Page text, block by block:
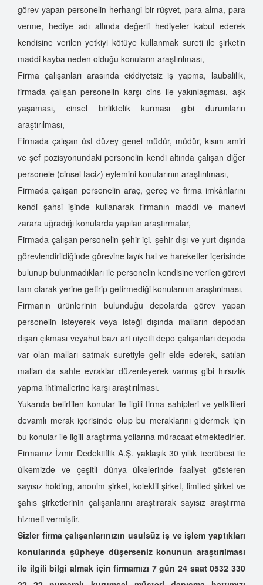
görev yapan personelin herhangi bir rüşvet, para alma, para
verme, hediye adı altında değerli hediyeler kabul ederek
kendisine verilen yetkiyi kötüye kullanmak sureti ile şirketin
maddi kayba neden olduğu konuların araştırılması,
Firma çalışanları arasında ciddiyetsiz iş yapma, laubalilik,
firmada çalışan personelin karşı cins ile yakınlaşması, aşk
yaşaması, cinsel birliktelik kurması gibi durumların
araştırılması,
Firmada çalışan üst düzey genel müdür, müdür, kısım amiri
ve şef pozisyonundaki personelin kendi altında çalışan diğer
personele (cinsel taciz) eylemini konularının araştırılması,
Firmada çalışan personelin araç, gereç ve firma imkânlarını
kendi şahsi işinde kullanarak firmanın maddi ve manevi
zarara uğradığı konularda yapılan araştırmalar,
Firmada çalışan personelin şehir içi, şehir dışı ve yurt dışında
görevlendirildiğinde görevine layık hal ve hareketler içerisinde
bulunup bulunmadıkları ile personelin kendisine verilen görevi
tam olarak yerine getirip getirmediği konularının araştırılması,
Firmanın ürünlerinin bulunduğu depolarda görev yapan
personelin isteyerek veya isteği dışında malların depodan
dışarı çıkması veyahut bazı art niyetli depo çalışanları depoda
var olan malları satmak suretiyle gelir elde ederek, satılan
malları da sahte evraklar düzenleyerek varmış gibi hırsızlık
yapma ihtimallerine karşı araştırılması.
Yukarıda belirtilen konular ile ilgili firma sahipleri ve yetkilileri
devamlı merak içerisinde olup bu meraklarını gidermek için
bu konular ile ilgili araştırma yollarına müracaat etmektedirler.
Firmamız İzmir Dedektiflik A.Ş. yaklaşık 30 yıllık tecrübesi ile
ülkemizde ve çeşitli dünya ülkelerinde faaliyet gösteren
sayısız holding, anonim şirket, kolektif şirket, limited şirket ve
şahıs şirketlerinin çalışanlarını araştırarak sayısız araştırma
hizmeti vermiştir.
Sizler firma çalışanlarınızın usulsüz iş ve işlem yaptıkları
konularında şüpheye düşerseniz konunun araştırılması
ile ilgili bilgi almak için firmamızı 7 gün 24 saat 0532 330